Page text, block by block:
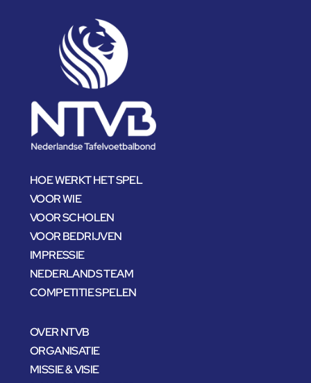
HOE WERKT HET SPEL
VOOR WIE
VOOR SCHOLEN
VOOR BEDRIJVEN
IMPRESSIE
NEDERLANDS TEAM
COMPETITIE SPELEN
OVER NTVB
ORGANISATIE
MISSIE & VISIE